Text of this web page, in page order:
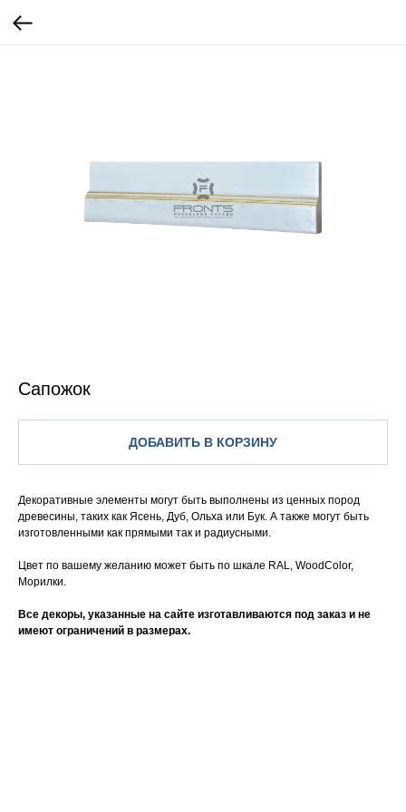
Сапожок
ДОБАВИТЬ В КОРЗИНУ
Декоративные элементы могут быть выполнены из ценных пород
древесины, таких как Ясень, Дуб, Ольха или Бук. А также могут быть
изготовленными как прямыми так и радиусными.
Цвет по вашему желанию может быть по шкале RAL, WoodColor,
Морилки.
Все декоры, указанные на сайте изготавливаются под заказ и не
имеют ограничений в размерах.